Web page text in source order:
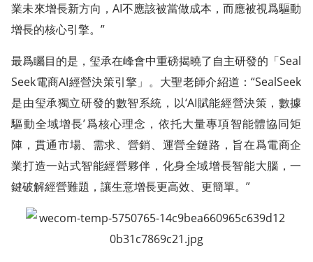
業未來增長新方向，AI不應該被當做成本，而應被視爲驅動
增長的核心引擎。”
最爲矚目的是，玺承在峰會中重磅揭曉了自主研發的「Seal
Seek電商AI經營決策引擎」。大聖老師介紹道：“SealSeek
是由玺承獨立研發的數智系統，以‘AI賦能經營決策，數據
驅動全域增長’爲核心理念，依托大量專項智能體協同矩
陣，貫通市場、需求、營銷、運營全鏈路，旨在爲電商企
業打造一站式智能經營夥伴，化身全域增長智能大腦，一
鍵破解經營難題，讓生意增長更高效、更簡單。”